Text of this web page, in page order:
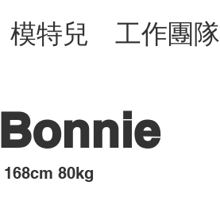
模特兒 工作團隊
Bonnie
​168cm 80kg